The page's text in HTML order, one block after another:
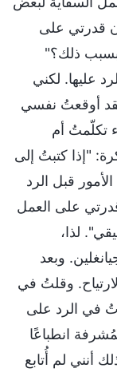
قدرتي على
ذلك؟"
عليها. لكني
أوقعتُ نفسي
تكلّمتُ أم
"إذا كتبتُ إلى
قبل الرد
على العمل
لذا،
وبعد
وقلتُ في
في الرد على
انطباعًا
أنني لم أُتابع